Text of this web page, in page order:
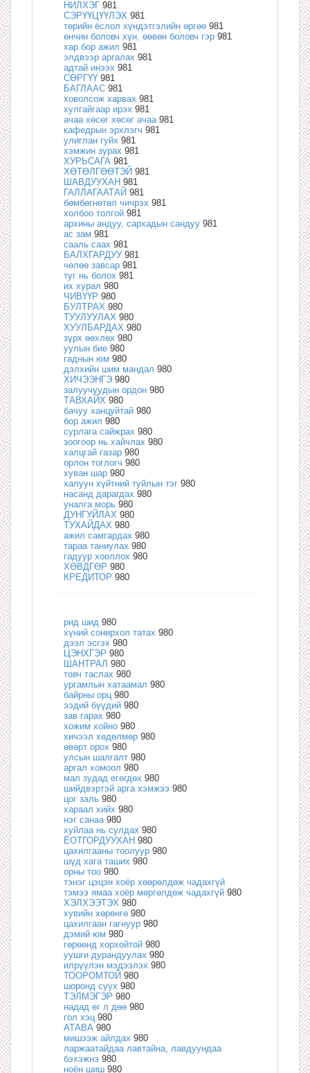
НИЛХЭГ 981
СЭРҮҮЦҮҮЛЭХ 981
төрийн ёслол хүндэтгэлийн өргөө 981
өнчин боловч хүн, өөвөн боловч гэр 981
хар бор ажил 981
элдвээр аргалах 981
адтай инээх 981
СӨРГҮҮ 981
БАГЛААС 981
ховолсож харвах 981
хулгайгаар ирэх 981
ачаа хөсөг хөсөг ачаа 981
кафедрын эрхлэгч 981
улиглан гуйх 981
хэмжин зурах 981
ХУРЬСАГА 981
ХӨТӨЛГӨӨТЭЙ 981
ШАВДУУХАН 981
ГАЛЛАГААТАЙ 981
бөмбөгнөтөл чичрэх 981
холбоо толгой 981
архины андуу, сархадын сандуу 981
ас зам 981
сааль саах 981
БАЛХГАРДУУ 981
чөлөө завсар 981
туг нь болох 981
их хурал 980
ЧИВҮҮР 980
БУЛТРАХ 980
ТУУЛУУЛАХ 980
ХУУЛБАРДАХ 980
зүрх өөхлөх 980
уулын бие 980
гаднын юм 980
дэлхийн шим мандал 980
ХИЧЭЭНГЭ 980
залуучуудын ордон 980
ТАВХАЙХ 980
бачуу ханцуйтай 980
бор ажил 980
сурлага сайжрах 980
зоогоор нь хайчлах 980
халцгай газар 980
орлон тоглогч 980
хуван шар 980
халуун хүйтний туйлын тэг 980
насанд дарагдах 980
уналга морь 980
ДУНГУЙЛАХ 980
ТУХАЙДАХ 980
ажил самгардах 980
тараа таниулах 980
гадуур хооллох 980
ХӨВДГӨР 980
КРЕДИТОР 980
рид шид 980
хүний сонирхол татах 980
дээл эсгэх 980
ЦЭНХГЭР 980
ШАНТРАЛ 980
товч таслах 980
ургамлын хатаамал 980
байрны орц 980
ээдий бүүдий 980
зав гарах 980
хожим хойно 980
хичээл хөдөлмөр 980
өвөрт орох 980
улсын шалгалт 980
аргал хомоол 980
мал зудад егөгдөх 980
шийдвэртэй арга хэмжээ 980
цог заль 980
хараал хийх 980
нэг санаа 980
хуйлаа нь сулдах 980
ЁОТГОРДУУХАН 980
цахилгааны тоолуур 980
шүд хага таших 980
орны тоо 980
тэнэг цэцэн хоёр хөөрөлдөж чадахгүй
тэмээ ямаа хоёр мөргөлдөж чадахгүй 980
ХЭЛХЭЭТЭХ 980
хувийн хөрөнгө 980
цахилгаан гагнуур 980
дэмий юм 980
гөрөөнд хорхойтой 980
уушги дурандуулах 980
илрүүлэн мэдээлэх 980
ТООРОМТОЙ 980
шоронд суух 980
ТЭЛМЭГЭР 980
надад өг л дөө 980
гол хэц 980
АТАВА 980
мишээж айлдах 980
ларжаатайдаа лавтайна, лавдуундаа
бэхэжнэ 980
ноён шиш 980